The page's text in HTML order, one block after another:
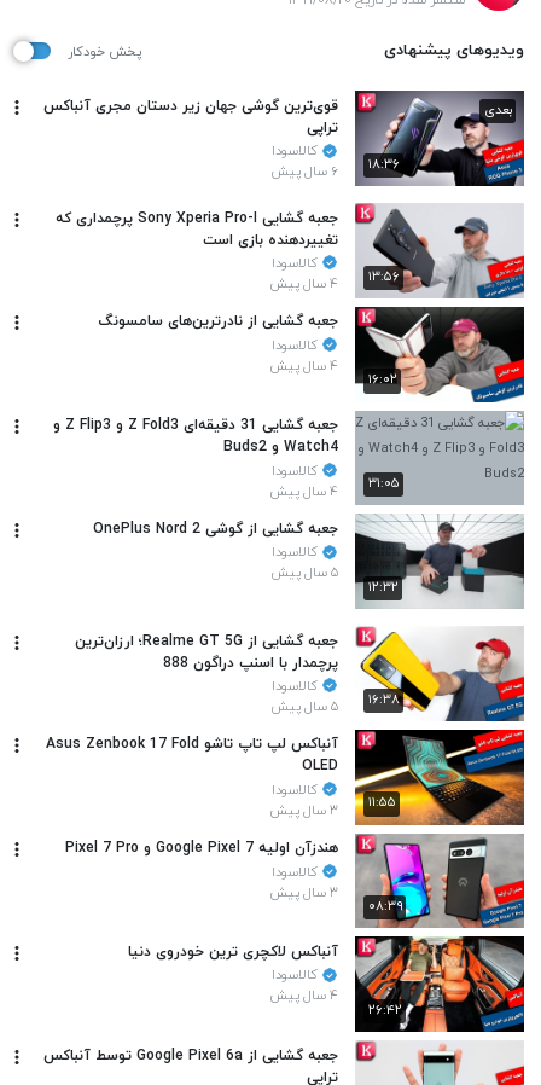
ویدیوهای پیشنهادی پخش خودکار
۱۸:۳۶
بعدی
قوی‌ترین گوشی جهان زیر دستان مجری آنباکس
تراپی
کالاسودا
۶ سال پیش
۱۳:۵۶
جعبه گشایی Sony Xperia Pro-I پرچمداری که
تغییردهنده بازی است
کالاسودا
۴ سال پیش
۱۶:۰۲
جعبه گشایی از نادرترین‌های سامسونگ
کالاسودا
۴ سال پیش
۳۱:۰۵
جعبه گشایی 31 دقیقه‌ای Z Fold3 و Z Flip3 و
Watch4 و Buds2
کالاسودا
۴ سال پیش
۱۲:۳۲
جعبه گشایی از گوشی OnePlus Nord 2
کالاسودا
۵ سال پیش
۱۶:۳۸
جعبه گشایی از Realme GT 5G؛ ارزان‌ترین
پرچمدار با اسنپ دراگون 888
کالاسودا
۵ سال پیش
۱۱:۵۵
آنباکس لپ تاپ تاشو Asus Zenbook 17 Fold
OLED
کالاسودا
۳ سال پیش
۰۸:۳۹
هندزآن اولیه Google Pixel 7 و Pixel 7 Pro
کالاسودا
۳ سال پیش
۲۶:۴۲
آنباکس لاکچری ترین خودروی دنیا
کالاسودا
۴ سال پیش
جعبه گشایی از Google Pixel 6a توسط آنباکس
تراپی